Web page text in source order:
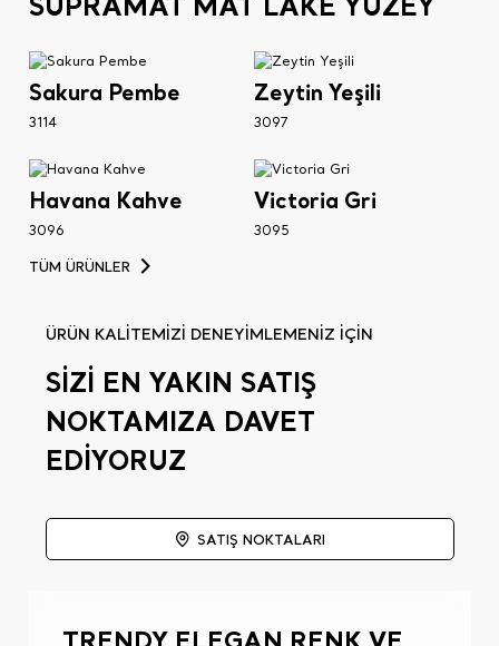
Sakura Pembe
3114
Zeytin Yeşili
3097
Havana Kahve
3096
Victoria Gri
3095
TÜM ÜRÜNLER
ÜRÜN KALİTEMİZİ DENEYİMLEMENİZ İÇİN
SİZİ EN YAKIN SATIŞ
NOKTAMIZA DAVET
EDİYORUZ
SATIŞ NOKTALARI